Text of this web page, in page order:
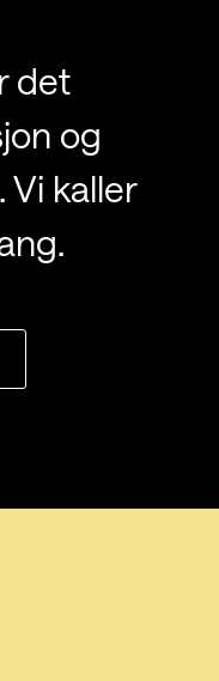
det
og
Vi kaller